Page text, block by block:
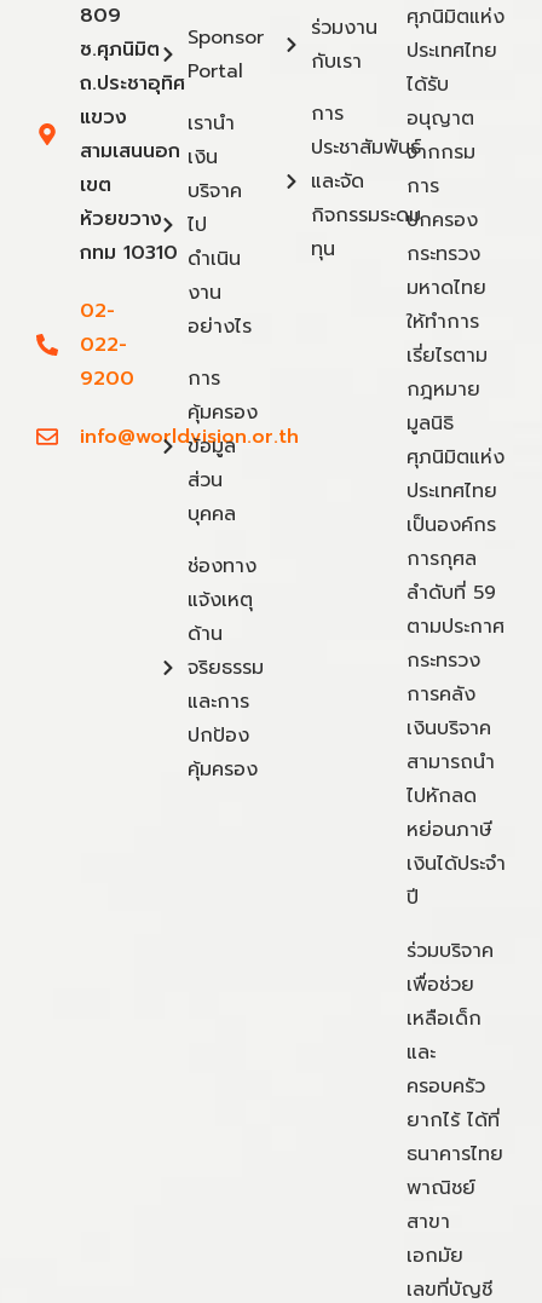
809
ซ.ศุภนิมิต
ถ.ประชาอุทิศ
แขวง
สามเสนนอก
เขต
ห้วยขวาง
กทม 10310
02-
022-
9200
info@worldvision.or.th
Sponsor
Portal
เรานำ
เงิน
บริจาค
ไป
ดำเนิน
งาน
อย่างไร
การ
คุ้มครอง
ข้อมูล
ส่วน
บุคคล
ช่องทาง
แจ้งเหตุ
ด้าน
จริยธรรม
และการ
ปกป้อง
คุ้มครอง
ร่วมงาน
กับเรา
การ
ประชาสัมพันธ์
และจัด
กิจกรรมระดม
ทุน
ศุภนิมิตแห่ง
ประเทศไทย
ได้รับ
อนุญาต
จากกรม
การ
ปกครอง
กระทรวง
มหาดไทย
ให้ทำการ
เรี่ยไรตาม
กฎหมาย
มูลนิธิ
ศุภนิมิตแห่ง
ประเทศไทย
เป็นองค์กร
การกุศล
ลำดับที่ 59
ตามประกาศ
กระทรวง
การคลัง
เงินบริจาค
สามารถนำ
ไปหักลด
หย่อนภาษี
เงินได้ประจำ
ปี
ร่วมบริจาค
เพื่อช่วย
เหลือเด็ก
และ
ครอบครัว
ยากไร้ ได้ที่
ธนาคารไทย
พาณิชย์
สาขา
เอกมัย
เลขที่บัญชี